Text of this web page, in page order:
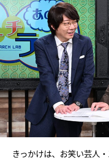
きっかけは、お笑い芸人